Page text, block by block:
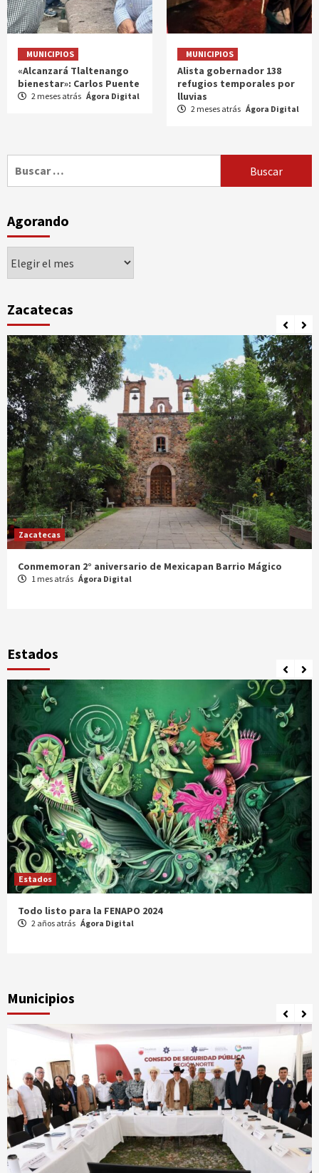
MUNICIPIOS
«Alcanzará Tlaltenango
bienestar»: Carlos Puente
2 meses atrás Ágora Digital
MUNICIPIOS
Alista gobernador 138
refugios temporales por
lluvias
2 meses atrás Ágora Digital
Agorando
Zacatecas
Zacatecas
Celebran XX Cabalgata Toma de Zacatecas
1 mes atrás Ágora Digital
Estados
Estados
Comparte Cecytez estrategias para mejora académica en
Tamaulipas
Municipios